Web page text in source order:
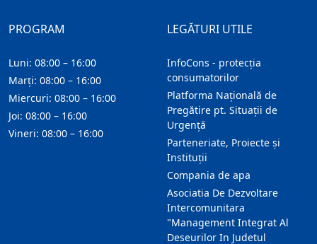
LEGĂTURI UTILE
InfoCons - protecția
consumatorilor
Platforma Națională de
Pregătire pt. Situații de
Urgență
Parteneriate, Proiecte și
Instituții
Compania de apa
Asociatia De Dezvoltare
Intercomunitara
"Management Integrat Al
Deseurilor In Judetul
PROGRAM
Luni: 08:00 – 16:00
Marți: 08:00 – 16:00
Miercuri: 08:00 – 16:00
Joi: 08:00 – 16:00
Vineri: 08:00 – 16:00